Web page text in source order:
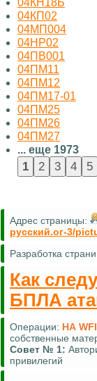
04КП02
04МП004
04НР02
04ПВ001
04ПМ11
04ПМ12
04ПМ17-01
04ПМ25
04ПМ26
04ПМ27
... еще 1973
Адрес страницы:
русский.ог-3/
Разработка
Как
БПЛА
Операции: НА
собственные
Совет № 1:
привилегий